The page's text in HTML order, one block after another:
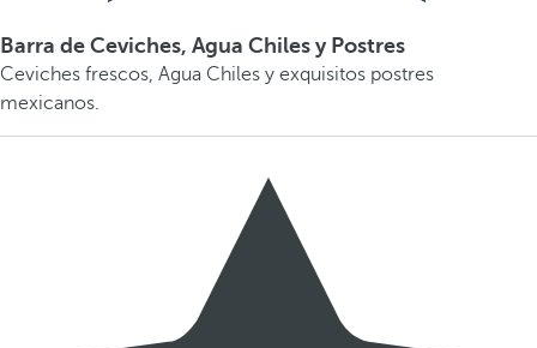
Barra de Ceviches, Agua Chiles y Postres
Ceviches frescos, Agua Chiles y exquisitos postres
mexicanos.